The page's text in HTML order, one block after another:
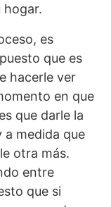
hogar.
es
que es
hacerle ver
en que
que darle la
a medida que
otra más.
entre
que si